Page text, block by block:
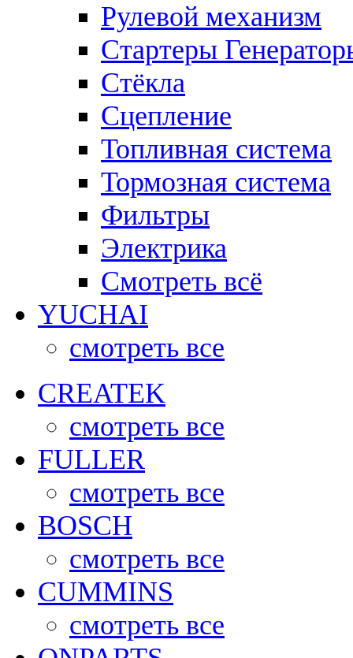
Рулевой механизм
Стартеры
Стёкла
Сцепление
Топливная система
Тормозная система
Фильтры
Электрика
Смотреть всё
YUCHAI
смотреть все
CREATEK
смотреть все
FULLER
смотреть все
BOSCH
смотреть все
CUMMINS
смотреть все